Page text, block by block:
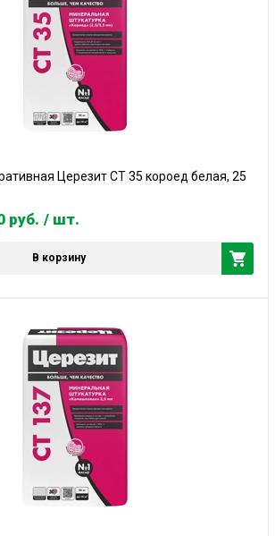
Церезит CT 35 короед белая, 25
руб. / шт.
В корзину